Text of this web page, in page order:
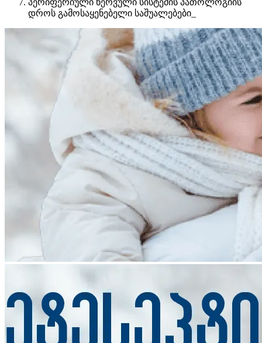
პერიფერიული ნერვული სისტემის პათოლოგიის
დროს გამოსაყენებელი საშუალებები_